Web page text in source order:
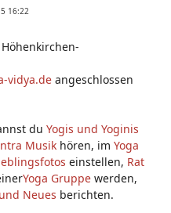
16:22
vidya.de angeschlossen
du Yogis und Yoginis
Musik hören, im Yoga
einstellen, Rat
Yoga Gruppe werden,
Neues berichten.